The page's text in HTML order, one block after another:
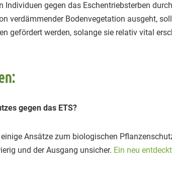
gegen das Eschentriebsterben
Bodenvegetation ausgeht,
gefördert werden, solange sie relativ vital
gegen das ETS?
Ansätze zum biologischen
und der Ausgang unsicher. Ein neu